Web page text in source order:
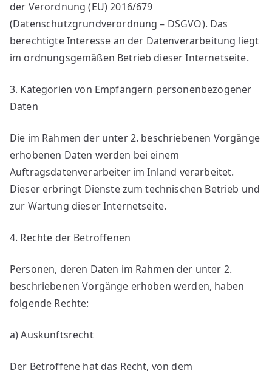
der Verordnung (EU) 2016/679
(Datenschutzgrundverordnung – DSGVO). Das
berechtigte Interesse an der Datenverarbeitung liegt
im ordnungsgemäßen Betrieb dieser Internetseite.
3. Kategorien von Empfängern personenbezogener
Daten
Die im Rahmen der unter 2. beschriebenen Vorgänge
erhobenen Daten werden bei einem
Auftragsdatenverarbeiter im Inland verarbeitet.
Dieser erbringt Dienste zum technischen Betrieb und
zur Wartung dieser Internetseite.
4. Rechte der Betroffenen
Personen, deren Daten im Rahmen der unter 2.
beschriebenen Vorgänge erhoben werden, haben
folgende Rechte:
a) Auskunftsrecht
Der Betroffene hat das Recht, von dem